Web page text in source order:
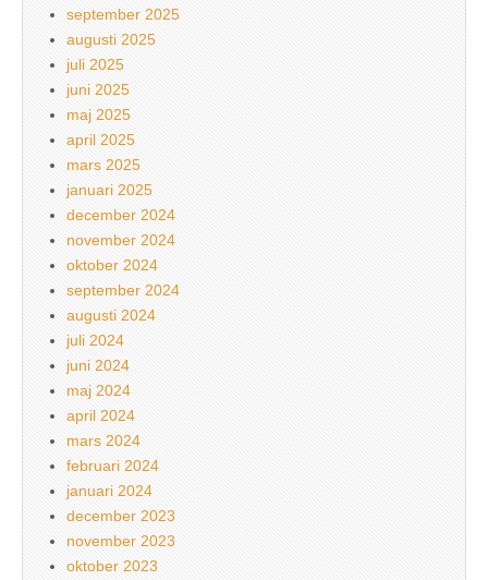
september 2025
augusti 2025
juli 2025
juni 2025
maj 2025
april 2025
mars 2025
januari 2025
december 2024
november 2024
oktober 2024
september 2024
augusti 2024
juli 2024
juni 2024
maj 2024
april 2024
mars 2024
februari 2024
januari 2024
december 2023
november 2023
oktober 2023